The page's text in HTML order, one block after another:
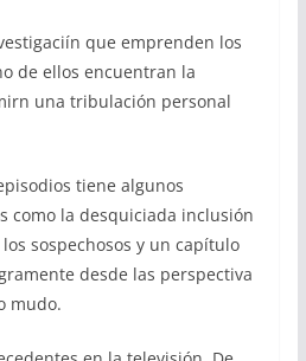
que emprenden los
de ellos encuentran la
una tribulación personal
tiene algunos
como la desquiciada inclusión
sospechosos y un capítulo
desde las perspectiva
mudo.